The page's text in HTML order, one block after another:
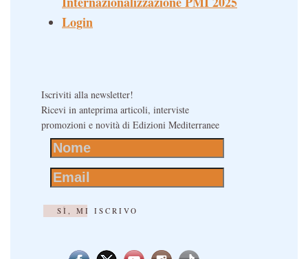
Login
Iscriviti alla newsletter!
Ricevi in anteprima articoli, interviste
promozioni e novità di Edizioni Mediterranee
SÌ, MI ISCRIVO